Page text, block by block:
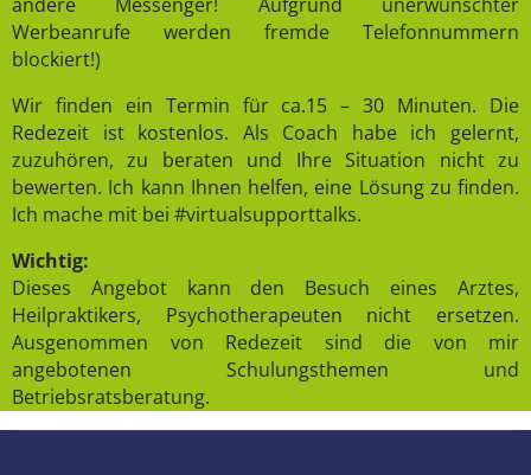
andere Messenger! Aufgrund unerwünschter
Werbeanrufe werden fremde Telefonnummern
blockiert!)
Wir finden ein Termin für ca.15 – 30 Minuten. Die
Redezeit ist kostenlos. Als Coach habe ich gelernt,
zuzuhören, zu beraten und Ihre Situation nicht zu
bewerten. Ich kann Ihnen helfen, eine Lösung zu finden.
Ich mache mit bei #virtualsupporttalks.
Wichtig:
Dieses Angebot kann den Besuch eines Arztes,
Heilpraktikers, Psychotherapeuten nicht ersetzen.
Ausgenommen von Redezeit sind die von mir
angebotenen Schulungsthemen und
Betriebsratsberatung.